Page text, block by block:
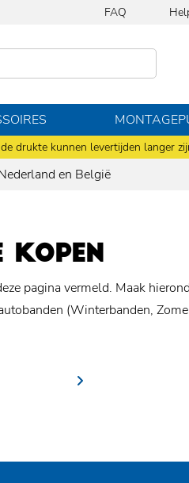
drukte kunnen levertijden langer
FAQ
en België
KOPEN
pagina vermeld. Maak
(Winterbanden,